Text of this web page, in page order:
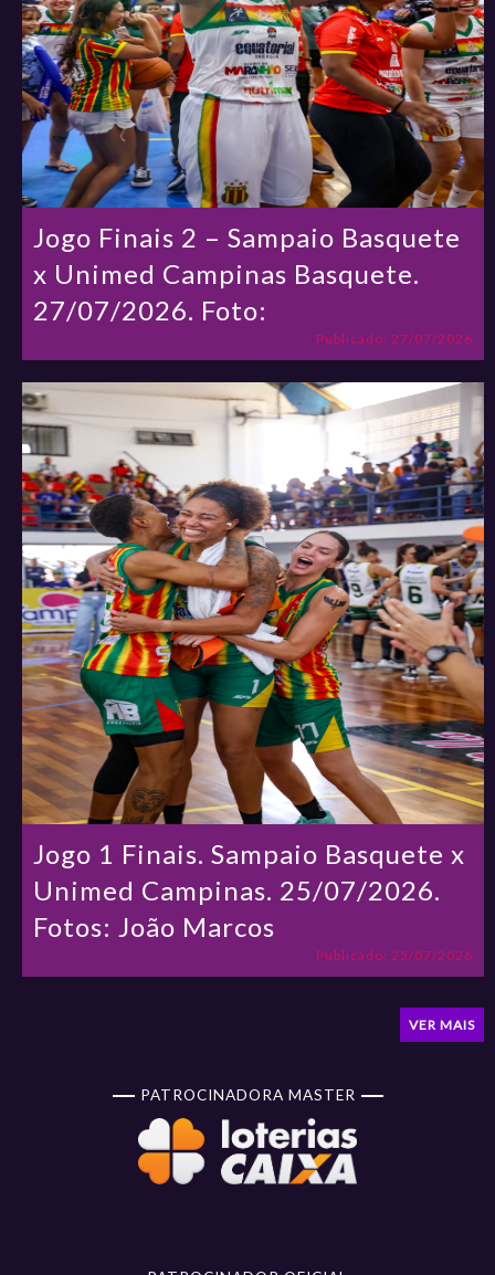
Jogo Finais 2 – Sampaio Basquete
x Unimed Campinas Basquete.
27/07/2026. Foto:
Publicado: 27/07/2026
Jogo 1 Finais. Sampaio Basquete x
Unimed Campinas. 25/07/2026.
Fotos: João Marcos
Publicado: 25/07/2026
VER MAIS
PATROCINADORA MASTER